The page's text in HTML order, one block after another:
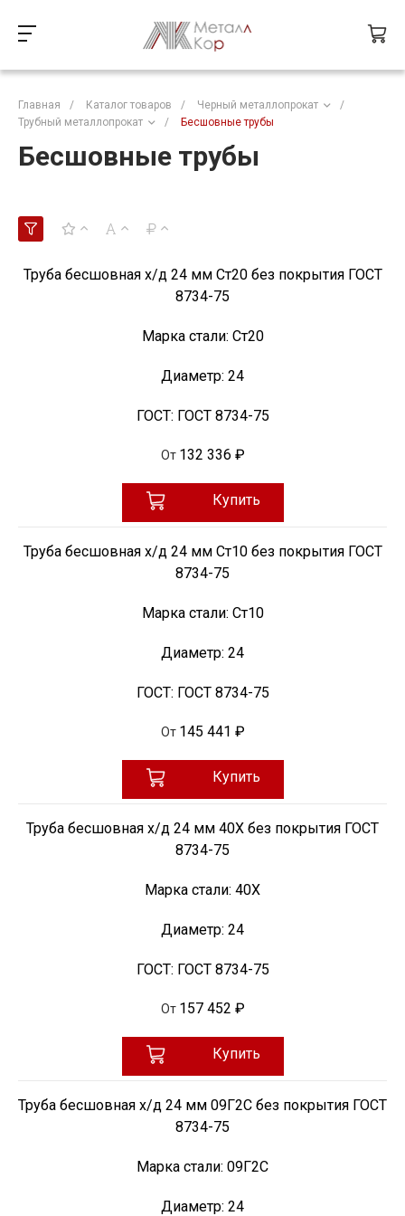
Главная / Каталог товаров / Черный металлопрокат
/
Трубный металлопрокат
/ Бесшовные трубы
Бесшовные трубы
Труба бесшовная х/д 24 мм Ст20 без покрытия ГОСТ
8734-75
Марка стали: Ст20
Диаметр: 24
ГОСТ: ГОСТ 8734-75
От 132 336 ₽
Купить
Труба бесшовная х/д 24 мм Ст10 без покрытия ГОСТ
8734-75
Марка стали: Ст10
Диаметр: 24
ГОСТ: ГОСТ 8734-75
От 145 441 ₽
Купить
Труба бесшовная х/д 24 мм 40Х без покрытия ГОСТ
8734-75
Марка стали: 40Х
Диаметр: 24
ГОСТ: ГОСТ 8734-75
От 157 452 ₽
Купить
Труба бесшовная х/д 24 мм 09Г2С без покрытия ГОСТ
8734-75
Марка стали: 09Г2С
Диаметр: 24